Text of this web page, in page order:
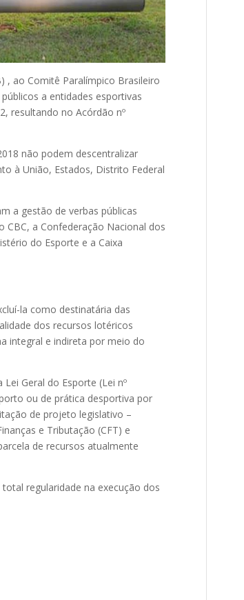
, ao Comitê Paralímpico Brasileiro
a entidades esportivas
resultando no Acórdão nº
não podem descentralizar
à União, Estados, Distrito Federal
a gestão de verbas públicas
CBC, a Confederação Nacional dos
do Esporte e a Caixa
la como destinatária das
dos recursos lotéricos
integral e indireta por meio do
Geral do Esporte (Lei nº
ou de prática desportiva por
de projeto legislativo –
e Tributação (CFT) e
de recursos atualmente
regularidade na execução dos